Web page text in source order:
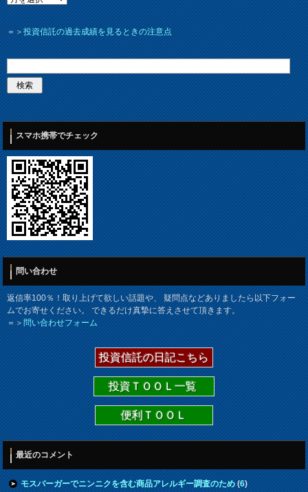
＝＞投資信託の過去成績を見るときの注意点
スマホ携帯でチェック
問い合わせ
返信率100％！取り上げて欲しい話題や、 疑問点などありましたら以下フォー
ムでお寄せください。 できるだけ真摯に答えさせて頂きます。
＝＞問い合わせフォーム
投資信託の日記こちら
投資ＴＯＯＬ一覧
便利ＴＯＯＬ
最近のコメント
モスバーガーでニンニクを含む商品アレルギー調査のため(6)